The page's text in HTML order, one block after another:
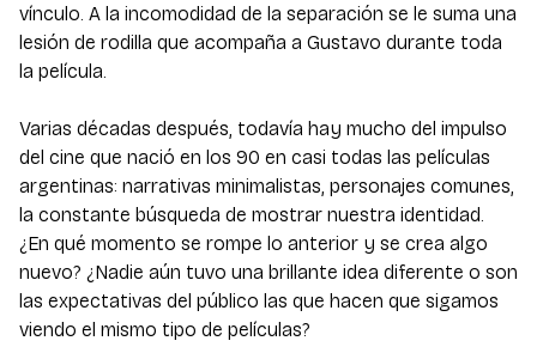
vínculo. A la incomodidad de la separación se le suma una
lesión de rodilla que acompaña a Gustavo durante toda
la película.
Varias décadas después, todavía hay mucho del impulso
del cine que nació en los 90 en casi todas las películas
argentinas: narrativas minimalistas, personajes comunes,
la constante búsqueda de mostrar nuestra identidad.
¿En qué momento se rompe lo anterior y se crea algo
nuevo? ¿Nadie aún tuvo una brillante idea diferente o son
las expectativas del público las que hacen que sigamos
viendo el mismo tipo de películas?